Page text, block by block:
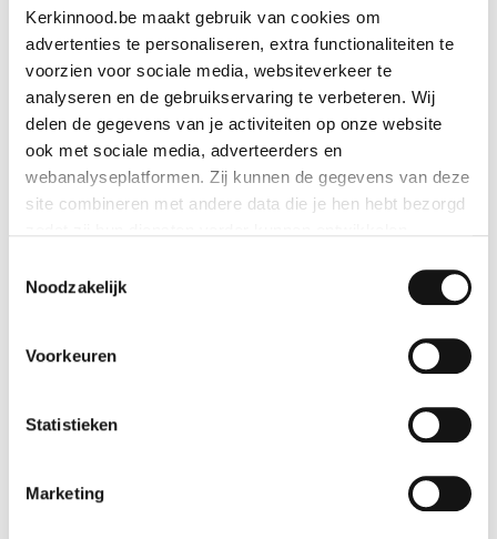
Kerkinnood.be maakt gebruik van cookies om
advertenties te personaliseren, extra functionaliteiten te
voorzien voor sociale media, websiteverkeer te
analyseren en de gebruikservaring te verbeteren. Wij
delen de gegevens van je activiteiten op onze website
ook met sociale media, adverteerders en
webanalyseplatformen. Zij kunnen de gegevens van deze
site combineren met andere data die je hen hebt bezorgd
Indien je dat toestaat, kunnen wij of onze partners onder
Informatie verzamelen over je geografische locatie
Bepaalde voorkeuren en profielen identificeren om
De strikt noodzakelijke cookies zijn nodig voor het goed
Noodzakelijk
Voorkeuren
Statistieken
Marketing
Weitere Nachrichten